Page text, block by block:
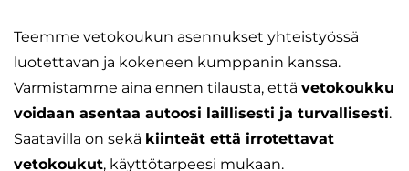
Teemme vetokoukun asennukset yhteistyössä
luotettavan ja kokeneen kumppanin kanssa.
Varmistamme aina ennen tilausta, että vetokoukku
voidaan asentaa autoosi laillisesti ja turvallisesti.
Saatavilla on sekä kiinteät että irrotettavat
vetokoukut, käyttötarpeesi mukaan.